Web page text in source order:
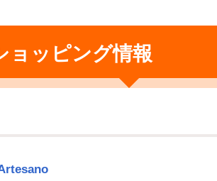
ョッピング情報